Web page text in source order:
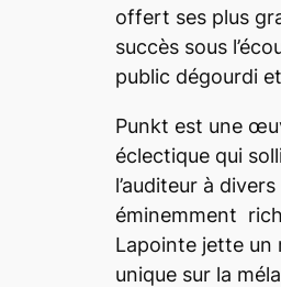
offert ses plus
succès sous
public dégourdi
Punkt est une
éclectique qui
l’auditeur à
éminemment
Lapointe jette un
unique sur la